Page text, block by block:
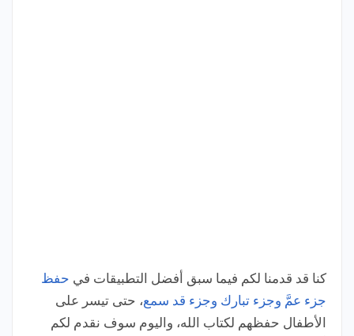
كنا قد قدمنا لكم فيما سبق أفضل التطبيقات في حفظ
جزء عمَّ وجزء تبارك وجزء قد سمع، حتى تيسر على
الأطفال حفظهم لكتاب الله، واليوم سوف نقدم لكم